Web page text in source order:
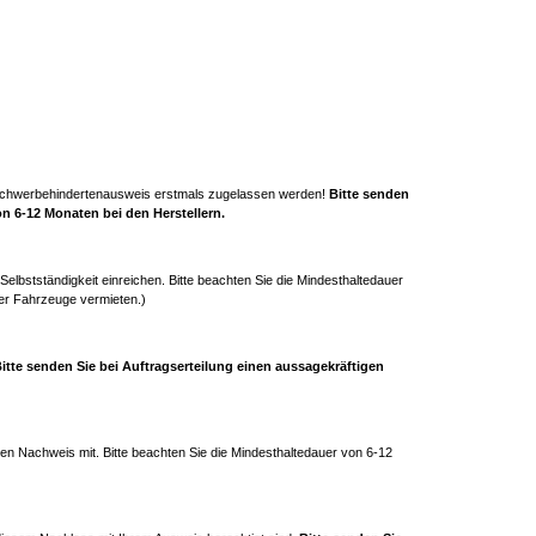
erstmals zugelassen werden! Bitte senden
6-12 Monaten bei den Herstellern.
einreichen. Bitte beachten Sie die Mindesthaltedauer
Fahrzeuge vermieten.)
senden Sie bei Auftragserteilung einen aussagekräftigen
Nachweis mit. Bitte beachten Sie die Mindesthaltedauer von 6-12